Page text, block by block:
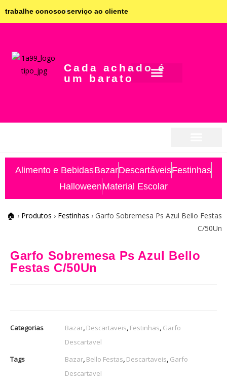
trabalhe conoscoserviço ao cliente
Cada achado é
um barato
Alimento e BebidasBazarDescartáveisFestinhas
HalloweenMaterial Escolar
🏠 › Produtos › Festinhas › Garfo Sobremesa Ps Azul Bello Festas
C/50Un
Garfo Sobremesa Ps Azul Bello
Festas C/50Un
Categorias Bazar, Descartaveis, Festinhas, Garfo
Descartavel
Tags
Bazar, Bello Festas, Descartaveis, Garfo
Descartavel